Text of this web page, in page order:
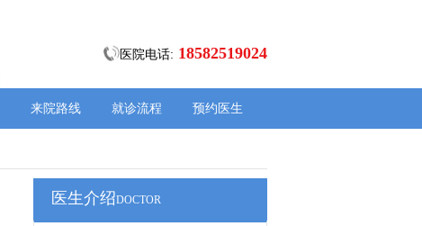
医院电话: 18582519024
来院路线 就诊流程 预约医生
医生介绍DOCTOR